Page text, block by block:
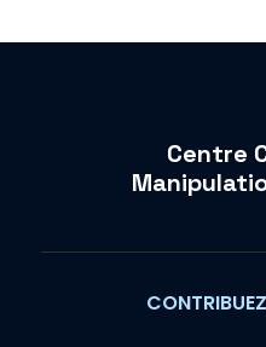
Centre